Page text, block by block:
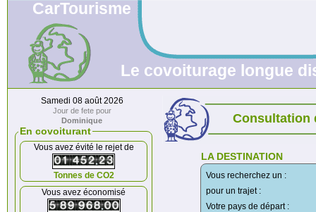
CarTourisme
Le covoiturage longue
Samedi 08 août 2026
Jour de fete pour
Dominique
En covoiturant
Vous avez évité le rejet de
Tonnes de CO2
Vous avez économisé
Consultation
LA DESTINATION
Vous recherchez un :
pour un trajet :
Votre pays de départ :